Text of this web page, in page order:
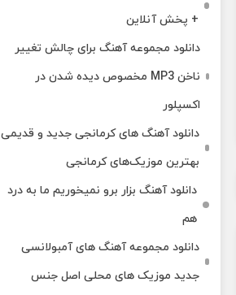
+ پخش آنلاین
دانلود مجموعه آهنگ برای چالش تغییر
ناخن MP3 مخصوص دیده شدن در
اکسپلور
دانلود آهنگ‌ های کرمانجی جدید و قدیمی
بهترین موزیک‌های کرمانجی
دانلود آهنگ بزار برو نمیخوریم ما به درد
هم
دانلود مجموعه آهنگ های آمبولانسی
جدید موزیک های محلی اصل جنس